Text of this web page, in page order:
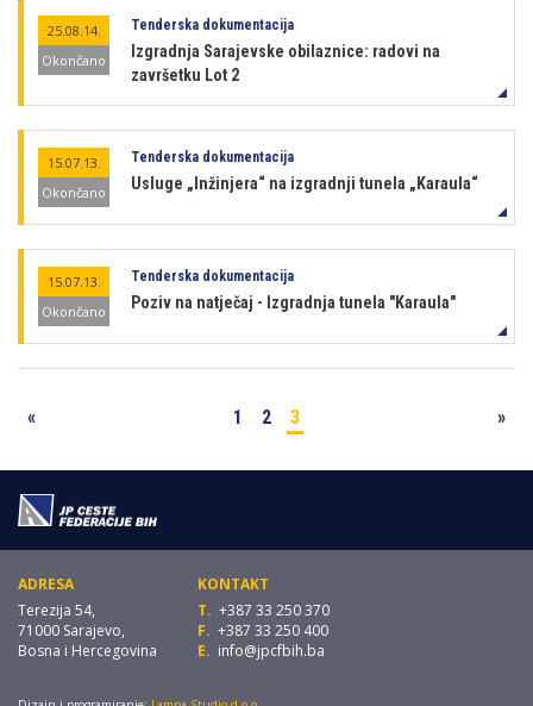
25.08.14.
Okončano
Tenderska dokumentacija
Izgradnja Sarajevske obilaznice: radovi na
završetku Lot 2
15.07.13.
Okončano
Tenderska dokumentacija
Usluge „Inžinjera“ na izgradnji tunela „Karaula“
15.07.13.
Okončano
Tenderska dokumentacija
Poziv na natječaj - Izgradnja tunela "Karaula"
« 1 2 3 »
ADRESA
Terezija 54,
71000 Sarajevo,
Bosna i Hercegovina
KONTAKT
T. +387 33 250 370
F. +387 33 250 400
E. info@jpcfbih.ba